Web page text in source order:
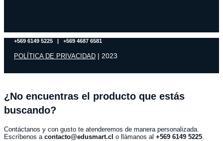
+569 6149 5225 | +569 4687 6581
POLÍTICA DE PRIVACIDAD | 2023
¿No encuentras el producto que estás
buscando?
Contáctanos y con gusto te atenderemos de manera personalizada.
Escríbenos a contacto@edusmart.cl o llámanos al +569 6149 5225